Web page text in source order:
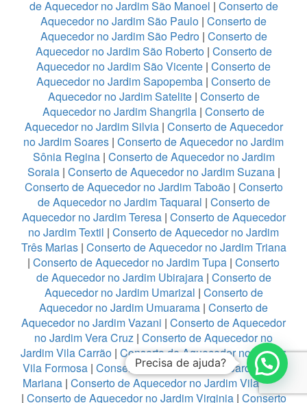
de Aquecedor no Jardim São Manoel | Conserto de
Aquecedor no Jardim São Paulo | Conserto de
Aquecedor no Jardim São Pedro| Conserto de
Aquecedor no Jardim São Roberto| Conserto de
Aquecedor no Jardim São Vicente | Conserto de
Aquecedor no Jardim Sapopemba | Conserto de
Aquecedor no Jardim Satelite| Conserto de
Aquecedor no Jardim Shangrila | Conserto de
Aquecedor no Jardim Silvia| Conserto de Aquecedor
no Jardim Soares | Conserto de Aquecedor no Jardim
Sônia Regina| Conserto de Aquecedor no Jardim
Soraia| Conserto de Aquecedor no Jardim Suzana|
Conserto de Aquecedor no Jardim Taboão| Conserto
de Aquecedor no Jardim Taquaral | Conserto de
Aquecedor no Jardim Teresa| Conserto de Aquecedor
no Jardim Textil | Conserto de Aquecedor no Jardim
Três Marias| Conserto de Aquecedor no Jardim Triana
| Conserto de Aquecedor no Jardim Tupa | Conserto
de Aquecedor no Jardim Ubirajara| Conserto de
Aquecedor no Jardim Umarizal | Conserto de
Aquecedor no Jardim Umuarama | Conserto de
Aquecedor no Jardim Vazani | Conserto de Aquecedor
no Jardim Vera Cruz | Conserto de Aquecedor no
Jardim Vila Carrão | Conserto de Aquecedor no Jardim
Vila Formosa | Conserto de Aquecedor no Jardim Vila
Mariana | Conserto de Aquecedor no Jardim Vila Rica
| Conserto de Aquecedor no Jardim Virginia| Conserto
Precisa de ajuda?